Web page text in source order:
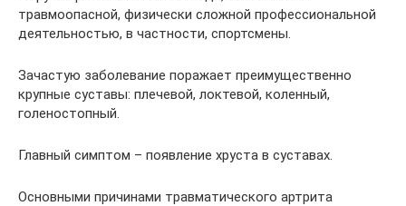
травмоопасной, физически сложной профессиональной
деятельностью, в частности, спортсмены.
Зачастую заболевание поражает преимущественно
крупные суставы: плечевой, локтевой, коленный,
голеностопный.
Главный симптом – появление хруста в суставах.
Основными причинами травматического артрита